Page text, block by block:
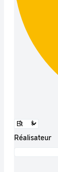
Réalisateur